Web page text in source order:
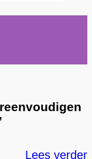
Lees verder